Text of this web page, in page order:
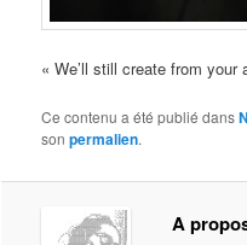
« We’ll still create from your
Ce contenu a été publié dans
sonpermalien.
A